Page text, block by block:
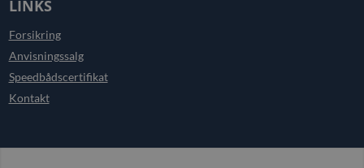
LINKS
Forsikring
Anvisningssalg
Speedbådscertifikat
Kontakt